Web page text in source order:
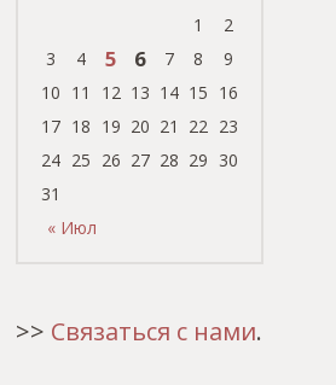
« Июл
1
2
3
4 5 6 7 8
9
10 11 12 13 14 15 16
17 18 19 20 21 22 23
24 25 26 27 28 29 30
31
>> Связаться с нами.